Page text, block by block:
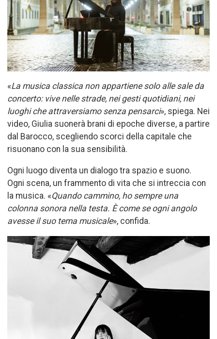
«La musica classica non appartiene solo alle sale da
concerto: vive nelle strade, nei gesti quotidiani, nei
luoghi che attraversiamo senza pensarci», spiega. Nei
video, Giulia suonerà brani di epoche diverse, a partire
dal Barocco, scegliendo scorci della capitale che
risuonano con la sua sensibilità.
Ogni luogo diventa un dialogo tra spazio e suono.
Ogni scena, un frammento di vita che si intreccia con
la musica. «Quando cammino, ho sempre una
colonna sonora nella testa. È come se ogni angolo
avesse il suo tema musicale», confida.